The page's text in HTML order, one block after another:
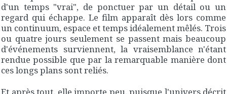
d'un temps "vrai", de ponctuer par un détail ou un
regard qui échappe. Le film apparaît dès lors comme
un continuum, espace et temps idéalement mêlés. Trois
ou quatre jours seulement se passent mais beaucoup
d'événements surviennent, la vraisemblance n'étant
rendue possible que par la remarquable manière dont
ces longs plans sont reliés.